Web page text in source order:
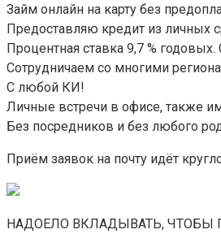
Займ онлайн на карту без
Предоставляю кредит из
Процентная ставка 9,7 %
Сотрудничаем со многими
С любой КИ!
Личные встречи в офисе,
Без посредников и без любого
Приём заявок на почту идёт
НАДОЕЛО ВКЛАДЫВАТЬ, ЧТОБЫ